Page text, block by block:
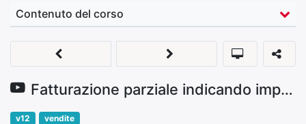
Contenuto del corso
Fatturazione parziale indicando importo su riga ordine
v12 vendite